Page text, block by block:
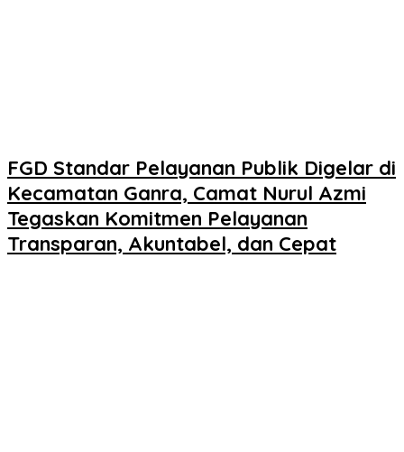
FGD Standar Pelayanan Publik Digelar di
Kecamatan Ganra, Camat Nurul Azmi
Tegaskan Komitmen Pelayanan
Transparan, Akuntabel, dan Cepat